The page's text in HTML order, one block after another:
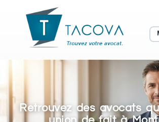
Retrouvez des avocats